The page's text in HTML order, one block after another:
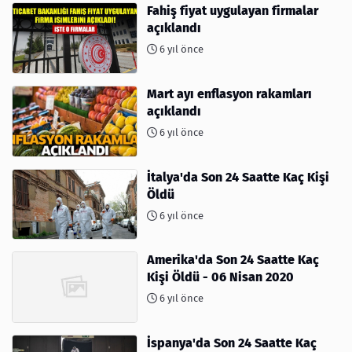
Fahiş fiyat uygulayan firmalar
açıklandı
6 yıl önce
Mart ayı enflasyon rakamları
açıklandı
6 yıl önce
İtalya'da Son 24 Saatte Kaç Kişi
Öldü
6 yıl önce
Amerika'da Son 24 Saatte Kaç
Kişi Öldü - 06 Nisan 2020
6 yıl önce
İspanya'da Son 24 Saatte Kaç